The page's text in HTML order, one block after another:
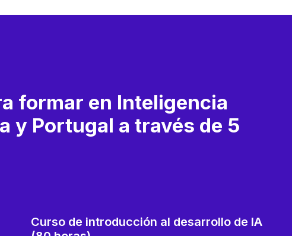
formar en Inteligencia
y Portugal a través de 5
Curso de introducción al desarrollo de IA